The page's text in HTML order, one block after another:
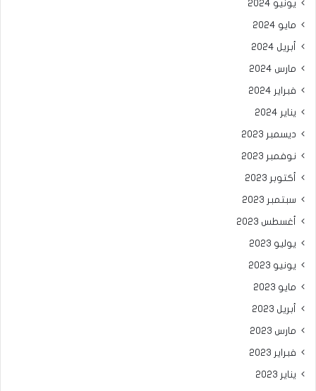
يونيو 2024
مايو 2024
أبريل 2024
مارس 2024
فبراير 2024
يناير 2024
ديسمبر 2023
نوفمبر 2023
أكتوبر 2023
سبتمبر 2023
أغسطس 2023
يوليو 2023
يونيو 2023
مايو 2023
أبريل 2023
مارس 2023
فبراير 2023
يناير 2023